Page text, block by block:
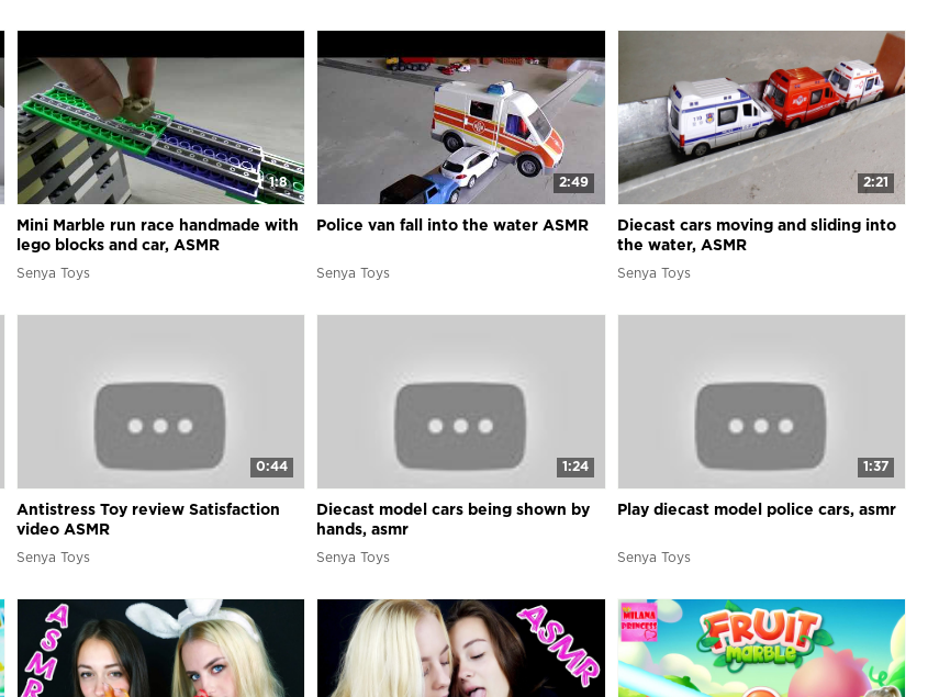
1:8
Mini Marble run race handmade with
lego blocks and car, ASMR
Senya Toys
2:49
Police van fall into the water ASMR
Senya Toys
2:21
Diecast cars moving and sliding into
the water, ASMR
Senya Toys
0:44
Antistress Toy review Satisfaction
video ASMR
Senya Toys
1:24
Diecast model cars being shown by
hands, asmr
Senya Toys
1:37
Play diecast model police cars, asmr
Senya Toys